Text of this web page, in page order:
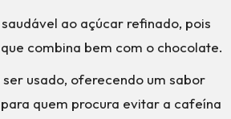
ao açúcar refinado, pois
combina bem com o chocolate.
usado, oferecendo um sabor
quem procura evitar a cafeína